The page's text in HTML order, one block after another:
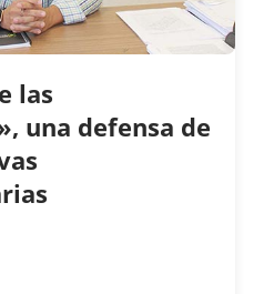
las
una defensa de